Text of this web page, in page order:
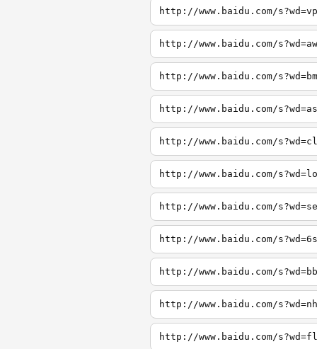
http://www.baidu.com/
http://www.baidu.com/
http://www.baidu.com/
http://www.baidu.com/
http://www.baidu.com/
http://www.baidu.com/
http://www.baidu.com/
http://www.baidu.com/
http://www.baidu.com/
http://www.baidu.com/
http://www.baidu.com/